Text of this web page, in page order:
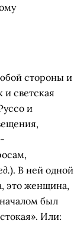
стороны и
светская
и
). В ней одной
это женщи­на,
был
Или: